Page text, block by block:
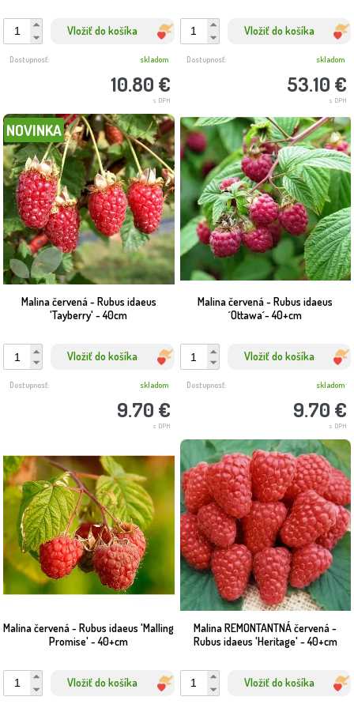
Vložiť do košíka
10.80 €
s DPH
Dostupnosť: skladom
Vložiť do košíka
53.10 €
s DPH
Dostupnosť: skladom
Malina červená - Rubus idaeus
'Tayberry' - 40cm
NOVINKA
Vložiť do košíka
9.70 €
s DPH
Dostupnosť: skladom
Malina červená - Rubus idaeus
´Ottawa´- 40+cm
Vložiť do košíka
9.70 €
s DPH
Dostupnosť: skladom
Malina červená - Rubus idaeus 'Malling
Promise' - 40+cm
Vložiť do košíka
Malina REMONTANTNÁ červená -
Rubus idaeus 'Heritage' - 40+cm
Vložiť do košíka